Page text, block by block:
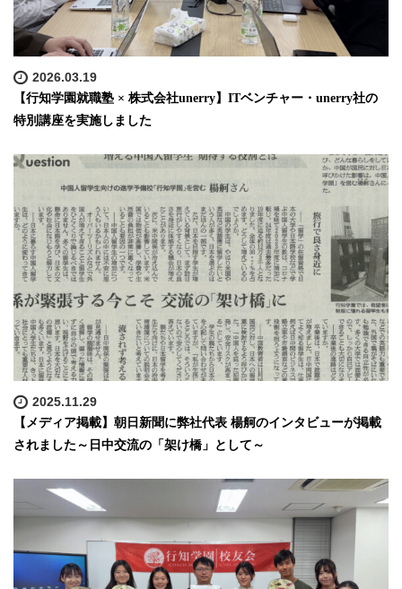
2026.03.19
【行知学園就職塾 × 株式会社unerry】ITベンチャー・unerry社の
特別講座を実施しました
2025.11.29
【メディア掲載】朝日新聞に弊社代表 楊舸のインタビューが掲載
されました～日中交流の「架け橋」として～